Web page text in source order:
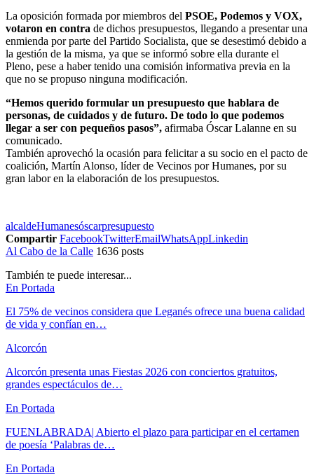
La oposición formada por miembros del PSOE, Podemos y VOX,
votaron en contra de dichos presupuestos, llegando a presentar una
enmienda por parte del Partido Socialista, que se desestimó debido a
la gestión de la misma, ya que se informó sobre ella durante el
Pleno, pese a haber tenido una comisión informativa previa en la
que no se propuso ninguna modificación.
“Hemos querido formular un presupuesto que hablara de
personas, de cuidados y de futuro. De todo lo que podemos
llegar a ser con pequeños pasos”, afirmaba Óscar Lalanne en su
comunicado.
También aprovechó la ocasión para felicitar a su socio en el pacto de
coalición, Martín Alonso, líder de Vecinos por Humanes, por su
gran labor en la elaboración de los presupuestos.
alcaldeHumanesóscarpresupuesto
Compartir FacebookTwitterEmailWhatsAppLinkedin
Al Cabo de la Calle 1636 posts
También te puede interesar...
En Portada
El 75% de vecinos considera que Leganés ofrece una buena calidad
de vida y confían en…
Alcorcón
Alcorcón presenta unas Fiestas 2026 con conciertos gratuitos,
grandes espectáculos de…
En Portada
FUENLABRADA| Abierto el plazo para participar en el certamen
de poesía ‘Palabras de…
En Portada